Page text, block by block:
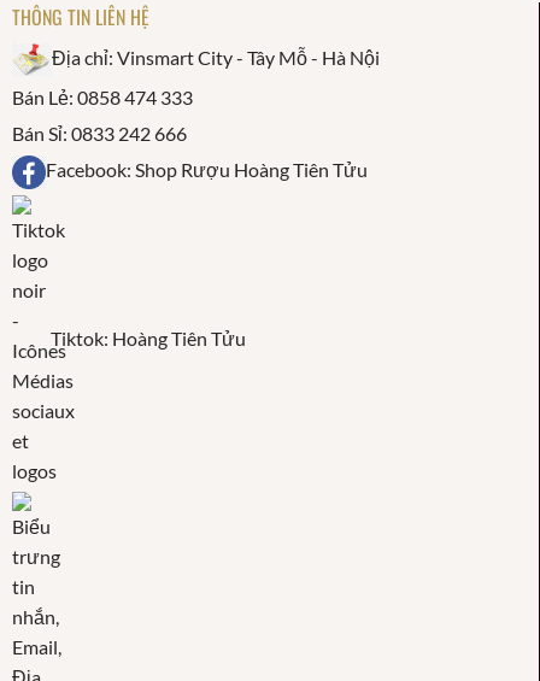
THÔNG TIN LIÊN HỆ
Địa chỉ: Vinsmart City - Tây Mỗ - Hà Nội
Bán Lẻ: 0858 474 333
Bán Sỉ: 0833 242 666
Facebook: Shop Rượu Hoàng Tiên Tửu
Tiktok: Hoàng Tiên Tửu